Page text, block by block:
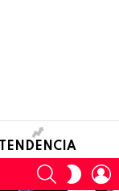
TENDENCIA
SEARCH
SKIN